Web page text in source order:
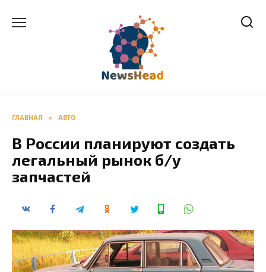
ГЛАВНАЯ » АВТО
В России планируют создать
легальный рынок б/у
запчастей